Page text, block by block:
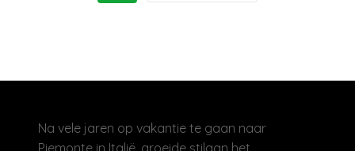
Na vele jaren op vakantie te gaan naar